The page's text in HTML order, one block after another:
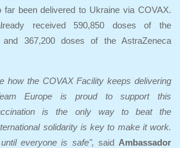
far been delivered to Ukraine via COVAX.
received 590,850 doses of the
and 367,200 doses of the AstraZeneca
how the COVAX Facility keeps delivering
Europe is proud to support this
is the only way to beat the
solidarity is key to make it work.
everyone is safe", said Ambassador